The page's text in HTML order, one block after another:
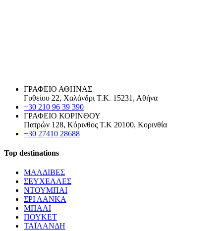
ΓΡΑΦΕΙΟ ΑΘΗΝΑΣ
Γυθείου 22, Χαλάνδρι Τ.Κ. 15231, Αθήνα
+30 210 96 39 390
ΓΡΑΦΕΙΟ ΚΟΡΙΝΘΟΥ
Πατρών 128, Κόρινθος Τ.Κ 20100, Κορινθία
+30 27410 28688
Top destinations
ΜΑΛΔΙΒΕΣ
ΣΕΥΧΕΛΛΕΣ
ΝΤΟΥΜΠΑΙ
ΣΡΙ ΛΑΝΚΑ
ΜΠΑΛΙ
ΠΟΥΚΕΤ
ΤΑΪΛΑΝΔΗ